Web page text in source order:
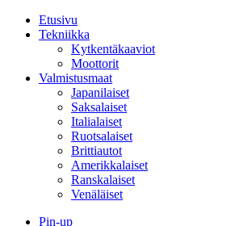
Etusivu
Tekniikka
Kytkentäkaaviot
Moottorit
Valmistusmaat
Japanilaiset
Saksalaiset
Italialaiset
Ruotsalaiset
Brittiautot
Amerikkalaiset
Ranskalaiset
Venäläiset
Pin-up